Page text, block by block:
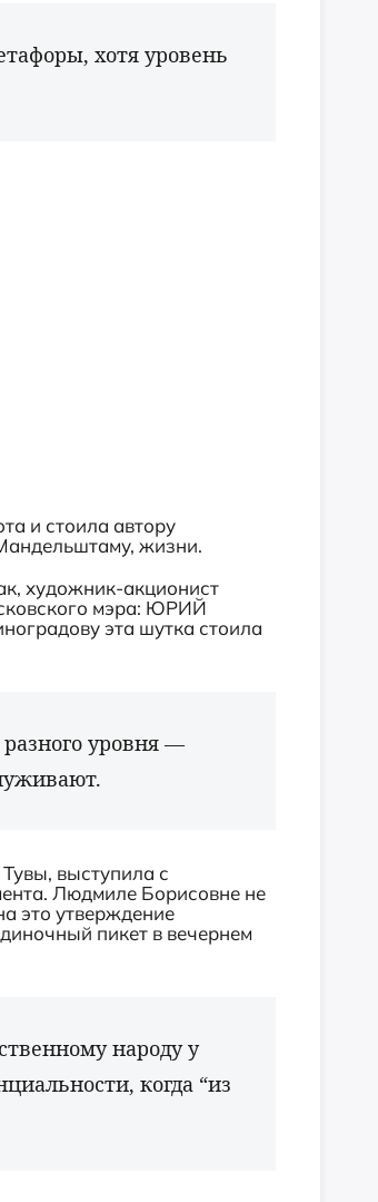
хотя уровень
и стоила автору
жизни.
художник-акционист
мэра: ЮРИЙ
эта шутка стоила
уровня —
выступила с
Людмиле Борисовне не
это утверждение
пикет в вечернем
народу у
когда “из